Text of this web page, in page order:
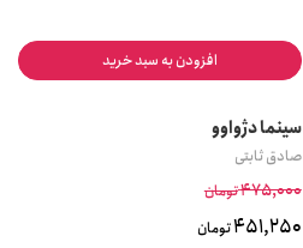
افزودن به سبد خرید
سینما دژواوو
صادق ثابتی
475,000تومان
451,250تومان